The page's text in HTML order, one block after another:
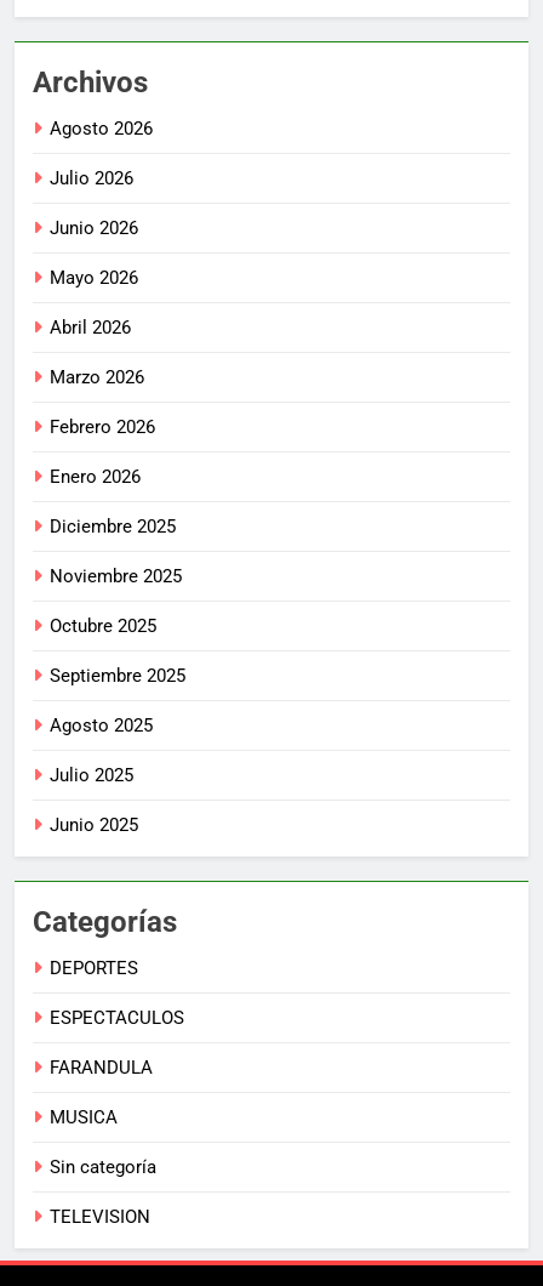
Archivos
Agosto 2026
Julio 2026
Junio 2026
Mayo 2026
Abril 2026
Marzo 2026
Febrero 2026
Enero 2026
Diciembre 2025
Noviembre 2025
Octubre 2025
Septiembre 2025
Agosto 2025
Julio 2025
Junio 2025
Categorías
DEPORTES
ESPECTACULOS
FARANDULA
MUSICA
Sin categoría
TELEVISION